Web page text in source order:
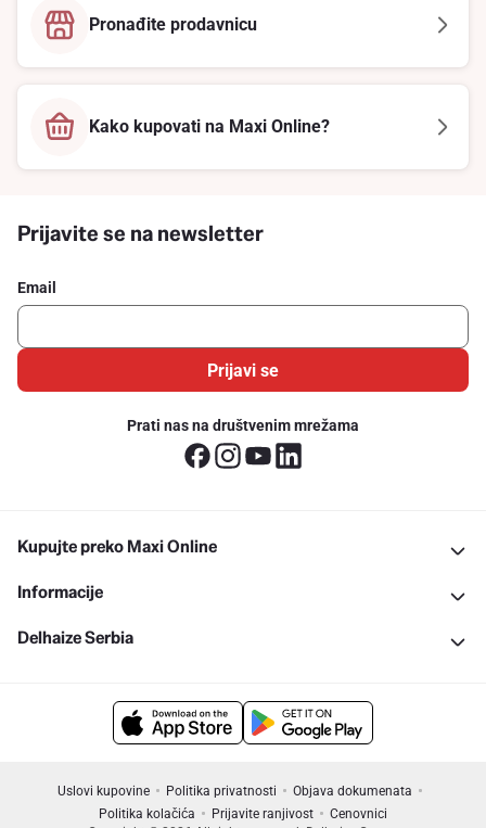
Pronađite prodavnicu
Kako kupovati na Maxi Online?
Prijavite se na newsletter
Email
Prijavi se
Prati nas na društvenim mrežama
Kupujte preko Maxi Online
Informacije
Delhaize Serbia
Uslovi kupovine Politika privatnosti
Objava dokumenata
Politika kolačića
Prijavite ranjivost
Cenovnici